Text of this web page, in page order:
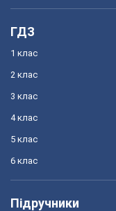
ГДЗ
1 клас
2 клас
3 клас
4 клас
5 клас
6 клас
Підручники